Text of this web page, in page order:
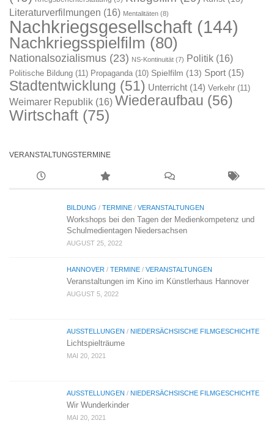
Literaturverfilmungen (16) Mentalitäten (8)
Nachkriegsgesellschaft (144)
Nachkriegsspielfilm (80)
Nationalsozialismus (23) NS-Kontinuität (7) Politik (16)
Politische Bildung (11) Propaganda (10) Spielfilm (13) Sport (15)
Stadtentwicklung (51) Unterricht (14) Verkehr (11)
Weimarer Republik (16) Wiederaufbau (56)
Wirtschaft (75)
VERANSTALTUNGSTERMINE
BILDUNG / TERMINE / VERANSTALTUNGEN
Workshops bei den Tagen der Medienkompetenz und
Schulmedientagen Niedersachsen
AUGUST 25, 2022
HANNOVER / TERMINE / VERANSTALTUNGEN
Veranstaltungen im Kino im Künstlerhaus Hannover
AUGUST 5, 2022
AUSSTELLUNGEN / NIEDERSÄCHSISCHE FILMGESCHICHTE
Lichtspielträume
MAI 20, 2021
AUSSTELLUNGEN / NIEDERSÄCHSISCHE FILMGESCHICHTE
Wir Wunderkinder
MAI 20, 2021